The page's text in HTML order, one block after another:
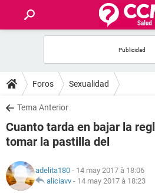
FORUMS
SALUD
FAMILIA
NUTRICIÓN
Foros Sexualidad
Tema Anterior
Cuanto tarda en bajar la
tomar la pastilla del
adelita180 - 14 may 2017 à 18:06
aliciavv - 14 may 2017 à 18:23